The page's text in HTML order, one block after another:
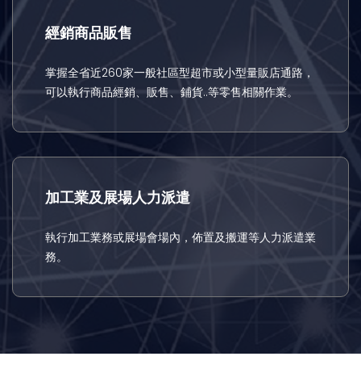
經銷商品販售
掌握全省近260家一般社區型超市或小型量販店通路，
可以執行商品經銷、販售、鋪貨..等零售相關作業。
加工業及展場人力派遣
執行加工業務或展場會場內，佈置及搬運等人力派遣業
務。